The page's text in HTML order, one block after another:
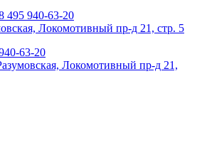
495 940-63-20
Локомотивный пр-д 21, стр. 5
63-20
Локомотивный пр-д 21,